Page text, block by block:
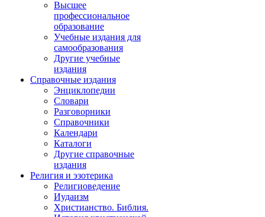
Высшее
профессиональное
образование
Учебные издания для
самообразования
Другие учебные
издания
Справочные издания
Энциклопедии
Словари
Разговорники
Справочники
Календари
Каталоги
Другие справочные
издания
Религия и эзотерика
Религиоведение
Иудаизм
Христианство. Библия.